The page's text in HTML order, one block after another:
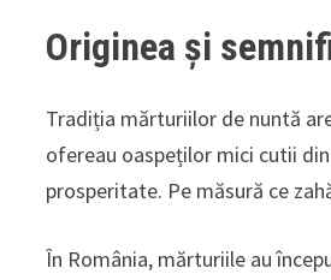
Originea și
Tradiția mărturiilor de nuntă
ofereau oaspeților mici cutii
prosperitate. Pe măsură ce
În România, mărturiile au